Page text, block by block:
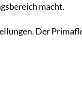
macht.
Der